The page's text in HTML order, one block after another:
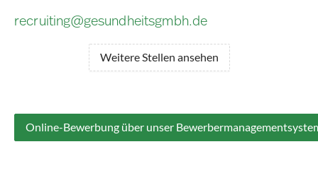
recruiting@gesundheitsgmbh.de
Weitere Stellen ansehen
Online-Bewerbung über unser